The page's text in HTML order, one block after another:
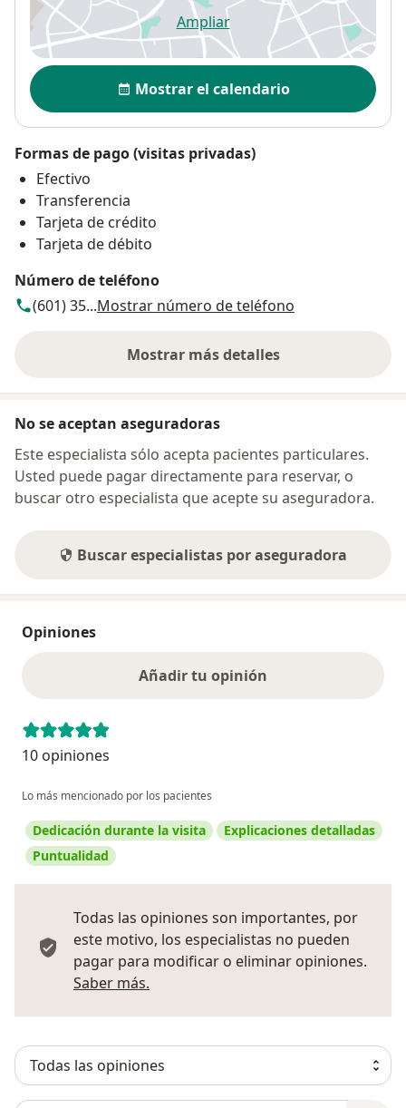
Ampliarse abre en una nueva
Disponibilidad
Mostrar el calendario
Formas de pago (visitas privadas)
Efectivo
Transferencia
Tarjeta de crédito
Tarjeta de débito
Número de teléfono
(601) 35...Mostrar número de teléfono
Mostrar más detalles
sobre la dirección
No se aceptan aseguradoras
Este especialista sólo acepta pacientes particulares.
Usted puede pagar directamente para reservar, o
buscar otro especialista que acepte su aseguradora.
Buscar especialistas por aseguradora
Opiniones
Añadir tu opinión
10 opiniones
Lo más mencionado por los pacientes
Dedicación durante la visita
Explicaciones detalladas
Puntualidad
Todas las opiniones son importantes, por
este motivo, los especialistas no pueden
pagar para modificar o eliminar opiniones.
Saber más.